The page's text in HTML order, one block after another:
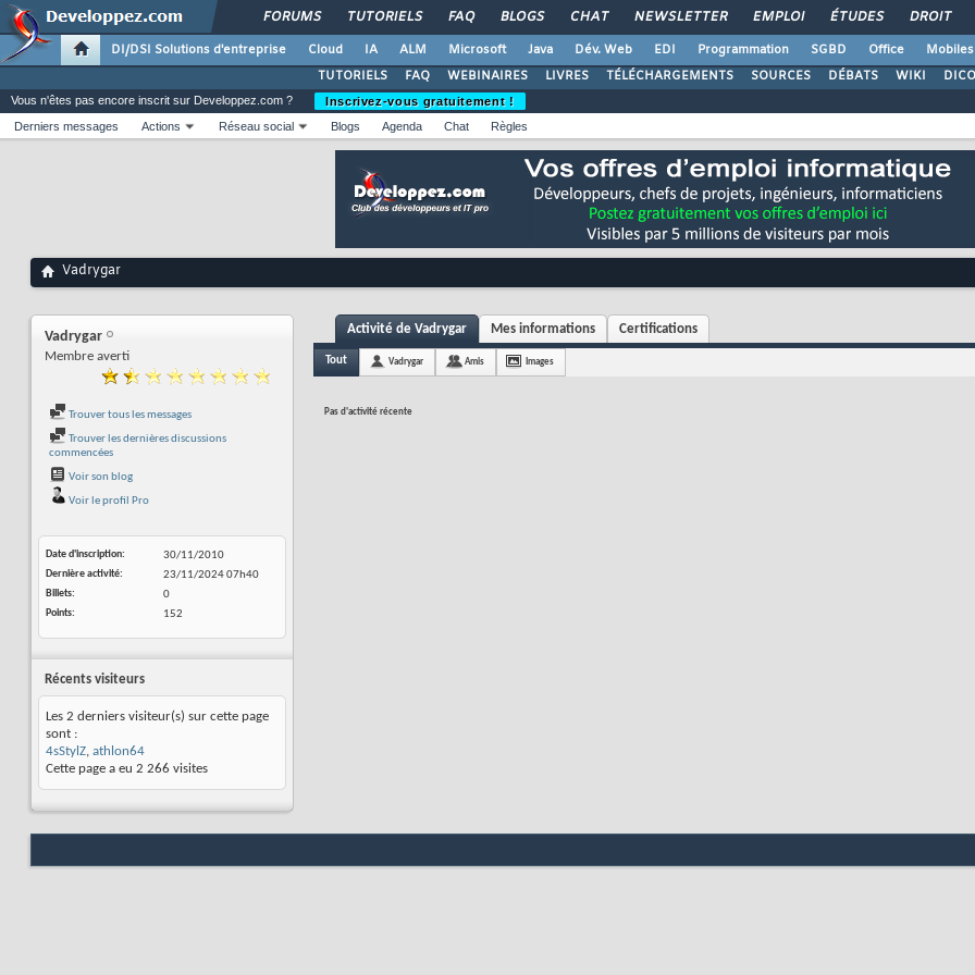
FORUMS TUTORIELS FAQ BLOGS CHAT NEWSLETTER EMPLOI ÉTUDES DROIT
DI/DSI Solutions d'entreprise Cloud IA ALM Microsoft Java Dév. Web EDI Programmation SGBD Office Mobiles
TUTORIELS
FAQ WEBINAIRES LIVRES TÉLÉCHARGEMENTS SOURCES DÉBATS WIKI DICO
Vous n'êtes pas encore inscrit sur Developpez.com ?
Inscrivez-vous gratuitement !
Derniers messages
Actions Réseau social Blogs Agenda Chat Règles
Vadrygar
Vadrygar
Membre averti
Trouver tous les messages
Trouver les dernières discussions
commencées
Voir son blog
Voir le profil Pro
Date d'inscription
30/11/2010
Dernière activité
23/11/202407h40
Billets
0
Points
152
Récents visiteurs
Les 2 derniers visiteur(s) sur cette page
sont :
4sStylZ, athlon64
Cette page a eu 2 266 visites
Activité de Vadrygar Mes informations Certifications
Tout Vadrygar Amis Images
Pas d'activité récente